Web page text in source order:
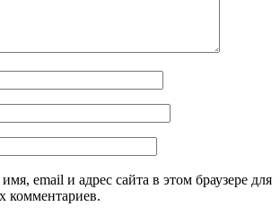
email и адрес сайта в этом браузере для
комментариев.